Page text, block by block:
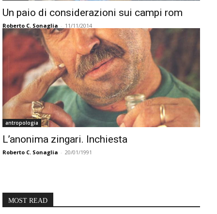
Un paio di considerazioni sui campi rom
Roberto C. Sonaglia - 11/11/2014
antropologia
L’anonima zingari. Inchiesta
Roberto C. Sonaglia - 20/01/1991
MOST READ